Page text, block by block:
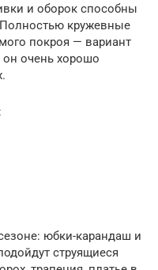
и оборок способны
кружевные
покроя — вариант
он очень хорошо
юбки-карандаш и
струящиеся